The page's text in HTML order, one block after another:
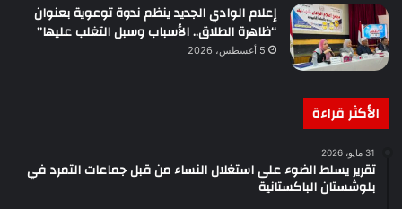
إعلام الوادي الجديد ينظم ندوة توعوية بعنوان
“ظاهرة الطلاق.. الأسباب وسبل التغلب عليها”
5 أغسطس، 2026
الأكثر قراءة
31 مايو، 2026
تقرير يسلط الضوء على استغلال النساء من قبل جماعات التمرد في
بلوشستان الباكستانية